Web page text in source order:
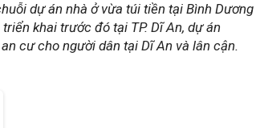
dự án nhà ở vừa túi tiền tại Bình Dương
khai trước đó tại TP. Dĩ An, dự án
cư cho người dân tại Dĩ An và lân cận.